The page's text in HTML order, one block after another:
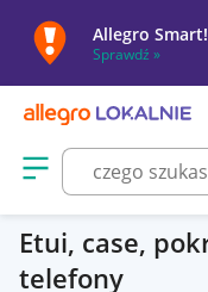
Allegro
Sprawdź »
Otwórz menu z
Etui, case,
telefony